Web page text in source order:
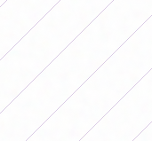
Primera C
continúan muy
siguen firmes
ascenso.